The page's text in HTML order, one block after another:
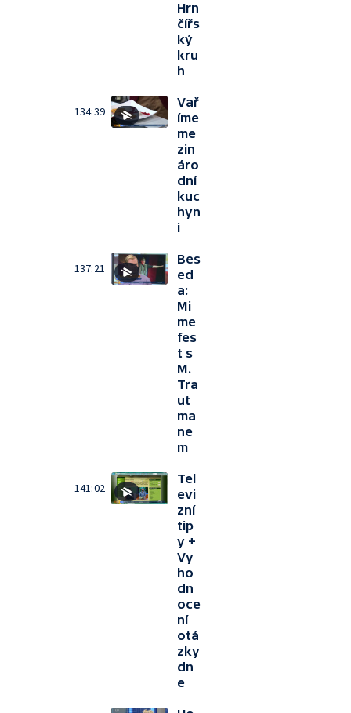
Hrn
čířs
ký
kru
h
134:39
Vař
íme
me
zin
áro
dní
kuc
hyn
i
137:21
Bes
ed
a:
Mi
me
fes
t s
M.
Tra
ut
ma
ne
m
141:02
Tel
evi
zní
tip
y +
Vy
ho
dn
oce
ní
otá
zky
dn
e